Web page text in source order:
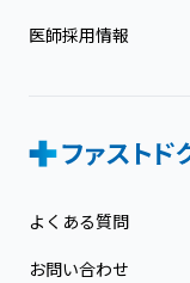
医師採用情報
よくある質問
お問い合わせ